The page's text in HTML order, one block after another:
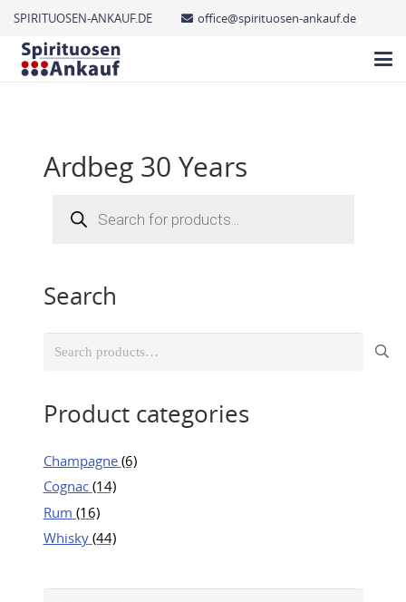
SPIRITUOSEN-ANKAUF.DE office@spirituosen-ankauf.de
Ardbeg 30 Years
search
Search
Search
Product categories
Champagne (6)
Cognac (14)
Rum (16)
Whisky (44)